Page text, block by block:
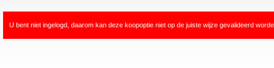
U bent niet ingelogd, daarom kan deze koopoptie niet op de juiste wijze gevalideerd